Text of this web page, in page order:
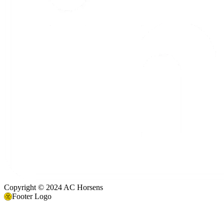
Copyright © 2024 AC Horsens
Footer Logo